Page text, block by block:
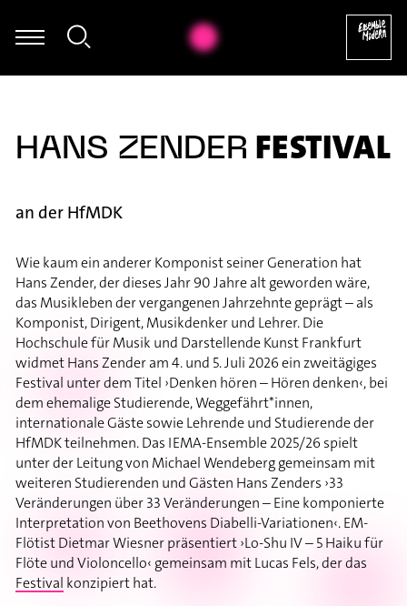
Kasakawa - Heinz Holliger: Souvenir trémaësques
HANS ZENDER FESTIVAL
an der HfMDK
Wie kaum ein anderer Komponist seiner Generation hat
Hans Zender, der dieses Jahr 90 Jahre alt geworden wäre,
das Musikleben der vergangenen Jahrzehnte geprägt – als
Komponist, Dirigent, Musikdenker und Lehrer. Die
Hochschule für Musik und Darstellende Kunst Frankfurt
widmet Hans Zender am 4. und 5. Juli 2026 ein zweitägiges
Festival unter dem Titel ›Denken hören – Hören denken‹, bei
dem ehemalige Studierende, Weggefährt*innen,
internationale Gäste sowie Lehrende und Studierende der
HfMDK teilnehmen. Das IEMA-Ensemble 2025/26 spielt
unter der Leitung von Michael Wendeberg gemeinsam mit
weiteren Studierenden und Gästen Hans Zenders ›33
Veränderungen über 33 Veränderungen – Eine komponierte
Interpretation von Beethovens Diabelli-Variationen‹. EM-
Flötist Dietmar Wiesner präsentiert ›Lo-Shu IV – 5 Haiku für
Flöte und Violoncello‹ gemeinsam mit Lucas Fels, der das
Festival konzipiert hat.